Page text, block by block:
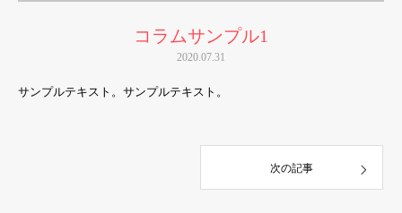
コラムサンプル1
2020.07.31
サンプルテキスト。サンプルテキスト。
次の記事